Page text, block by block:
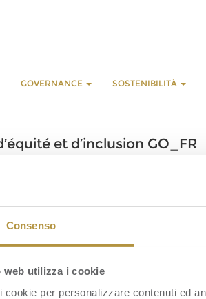
Consenso
web utilizza i cookie
cookie per personalizzare contenuti ed
GOVERNANCE SOSTENIBILITÀ
et d’inclusion GO_FR